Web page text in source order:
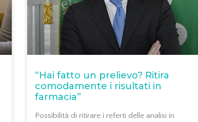
“Hai fatto un prelievo? Ritira
comodamente i risultati in
farmacia”
Possibilità di ritirare i referti delle analisi in